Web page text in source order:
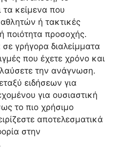
τα κείμενα που
ή τακτικές
ποιότητα προσοχής.
γρήγορα διαλείμματα
που έχετε χρόνο και
την ανάγνωση.
ειδήσεων για
για ουσιαστική
το πιο χρήσιμο
αποτελεσματικά
στην